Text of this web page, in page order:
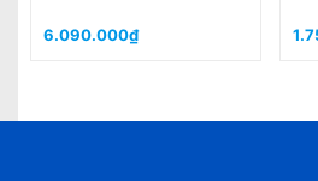
6.090.000₫